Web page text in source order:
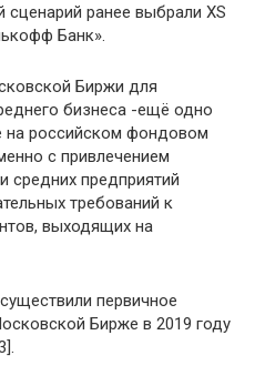
ранее выбрали XS
Банк».
Биржи для
бизнеса -ещё одно
на российском фондовом
с привлечением
средних предприятий
требований к
выходящих на
первичное
Бирже в 2019 году